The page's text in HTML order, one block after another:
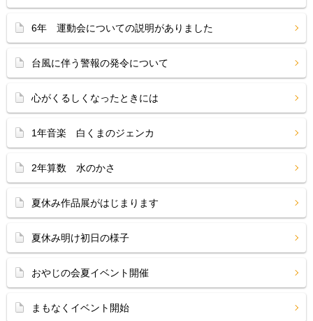
6年 運動会についての説明がありました
台風に伴う警報の発令について
心がくるしくなったときには
1年音楽 白くまのジェンカ
2年算数 水のかさ
夏休み作品展がはじまります
夏休み明け初日の様子
おやじの会夏イベント開催
まもなくイベント開始